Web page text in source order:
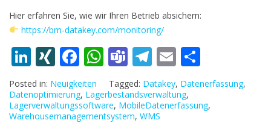
Hier erfahren Sie, wie wir Ihren Betrieb absichern:
https://bm-datakey.com/monitoring/
Li
n
k
e
XI
N
G
F
ac
e
b
W
h
at
s
T
e
a
m
T
el
e
gr
E
m
ai
l
ei
le
n
Posted in: Neuigkeiten Tagged: Datakey, Datenerfassung,
Datenoptimierung, Lagerbestandsverwaltung,
Lagerverwaltungssoftware, MobileDatenerfassung,
Warehousemanagementsystem, WMS